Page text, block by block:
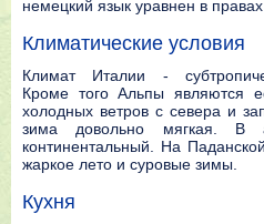
немецкий язык уравнен в правах
Климатические условия
Климат Италии -
Кроме того Альпы являются
холодных ветров с севера и
зима довольно мягкая. В
континентальный. На
жаркое лето и суровые зимы.
Кухня